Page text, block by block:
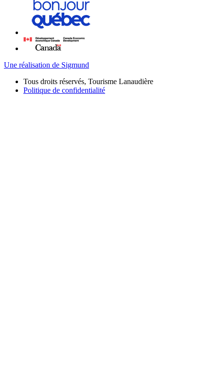
Une réalisation de Sigmund
Tous droits réservés, Tourisme Lanaudière
Politique de confidentialité